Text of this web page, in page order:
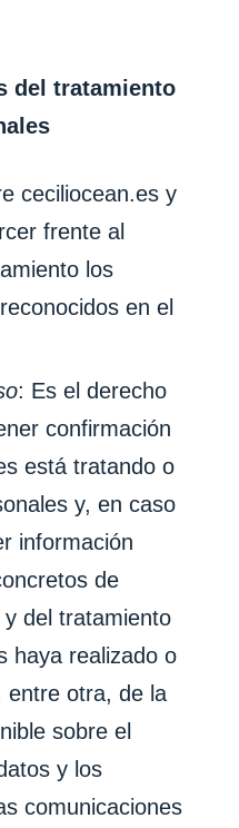
del tratamiento
ceciliocean.es y
frente al
los
en el
: Es el derecho
confirmación
está tratando o
y, en caso
información
de
del tratamiento
haya realizado o
entre otra, de la
sobre el
y los
comunicaciones